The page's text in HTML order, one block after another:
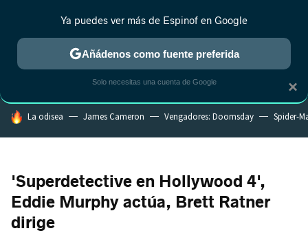
ESTRENOS REALITY ANIME RANKINGS CINE
HOY SE HABLA DE
La odisea James Cameron Vengadores: Doomsday Spider-
'Superdetective en Hollywood 4',
Eddie Murphy actúa, Brett Ratner
dirige
×
Ya puedes ver más de Espinof en Google
Añádenos como fuente preferida
Solo necesitas una cuenta de Google